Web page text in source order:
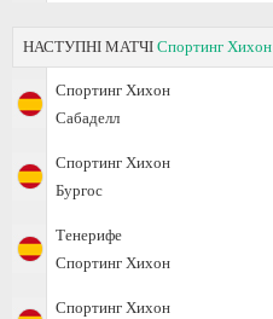
НАСТУПНІ МАТЧІ Спортинг Хихон
Спортинг Хихон
Сабаделл
Спортинг Хихон
Бургос
Тенерифе
Спортинг Хихон
Спортинг Хихон